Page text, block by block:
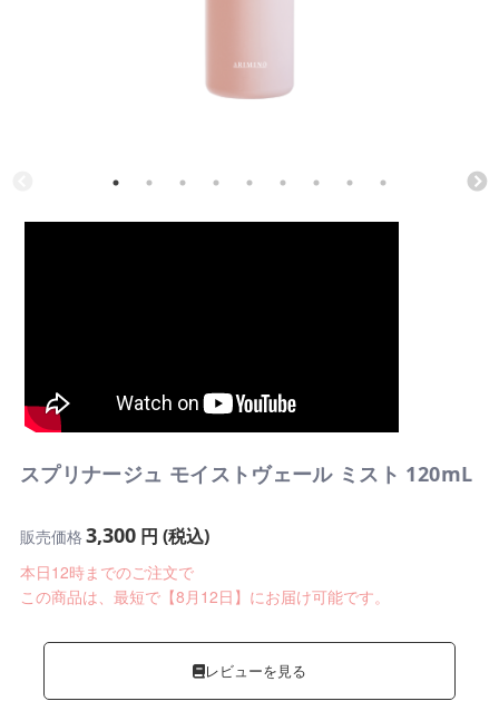
スプリナージュ モイストヴェール ミスト 120mL
販売価格 3,300円 (税込)
本日12時までのご注文で
この商品は、最短で【8月12日】にお届け可能です。
レビューを見る